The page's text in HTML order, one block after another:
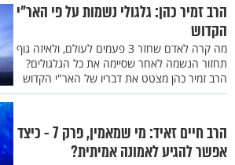
הרב זמיר כהן: גלגולי נשמות על פי האר"י
הקדוש
מה קרה לאדם שחזר 3 פעמים לעולם, ולאיזה גוף
תחזור הנשמה לאחר שסיימה את כל הגלגולים?
הרב זמיר כהן מצטט את דבריו של האר"י הקדוש
הרב חיים זאיד: מי שמאמין, פרק 7 - כיצד
אפשר להגיע לאמונה אמיתית?